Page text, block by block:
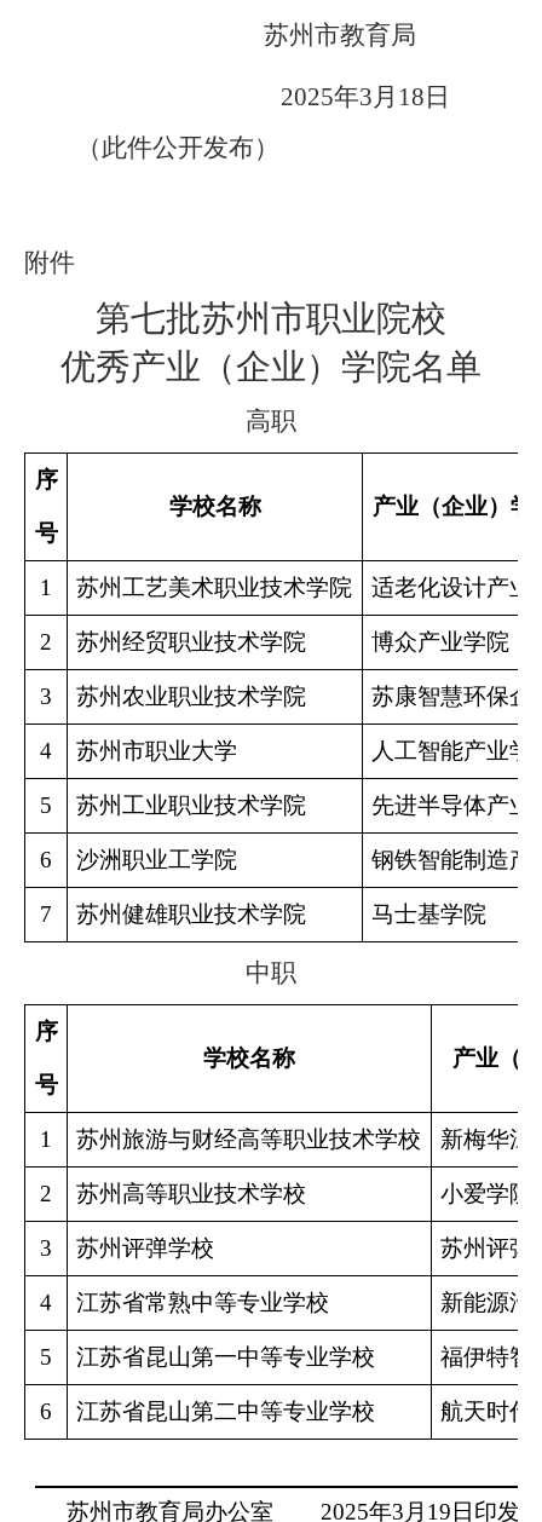
苏州市教育局
2025年3月 18 日
（此件公开发布）
附件
第七批苏州市职业院校
优秀产业（企业）学院名单
高职
序
号
学校名称 产业（企业）学
1 苏州工艺美术职业技术学院 适老化设计产业
2 苏州经贸职业技术学院 博众产业学院
3 苏州农业职业技术学院 苏康智慧环保企
4 苏州市职业大学 人工智能产业学
5 苏州工业职业技术学院 先进半导体产业
6 沙洲职业工学院 钢铁智能制造产
7 苏州健雄职业技术学院 马士基学院
中职
序
号
学校名称 产业（
1 苏州旅游与财经高等职业技术学校 新梅华江
2 苏州高等职业技术学校 小爱学院
3 苏州评弹学校 苏州评弹
4 江苏省常熟中等专业学校 新能源汽
5 江苏省昆山第一中等专业学校 福伊特智
6 江苏省昆山第二中等专业学校 航天时代
苏州市教育局办公室 2025年3月 19 日印发